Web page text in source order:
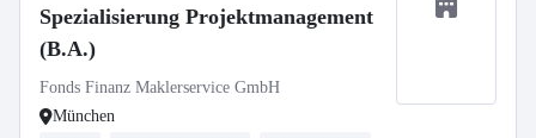
Spezialisierung Projektmanagement
(B.A.)
Fonds Finanz Maklerservice GmbH
München